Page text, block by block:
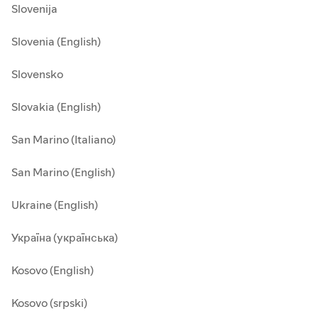
Slovenija
Slovenia (English)
Slovensko
Slovakia (English)
San Marino (Italiano)
San Marino (English)
Ukraine (English)
Україна (українська)
Kosovo (English)
Kosovo (srpski)